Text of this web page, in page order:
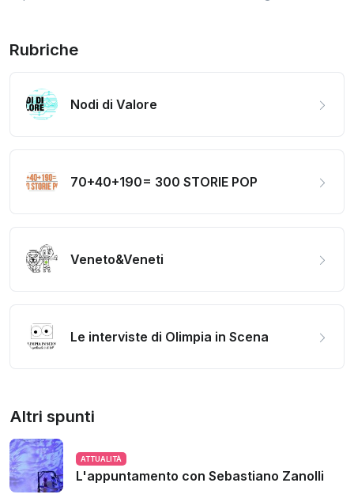
Rubriche
Nodi di Valore
70+40+190= 300 STORIE POP
Veneto&Veneti
Le interviste di Olimpia in Scena
Altri spunti
ATTUALITÀ
L'appuntamento con Sebastiano Zanolli